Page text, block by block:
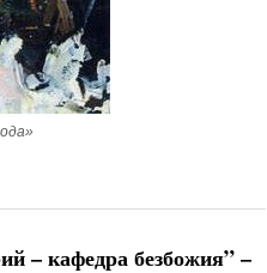
– кафедра безбожия” –